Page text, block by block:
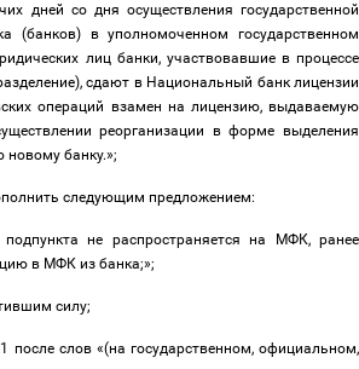
дней со дня осуществления государственной
(банков) в уполномоченном государственном
лиц банки, участвовавшие в процессе
сдают в Национальный банк лицензии
операций взамен на лицензию, выдаваемую
реорганизации в форме выделения
новому банку.»;
следующим предложением:
подпункта не распространяется на МФК, ранее
в МФК из банка;»;
силу;
после слов «(на государственном, официальном,